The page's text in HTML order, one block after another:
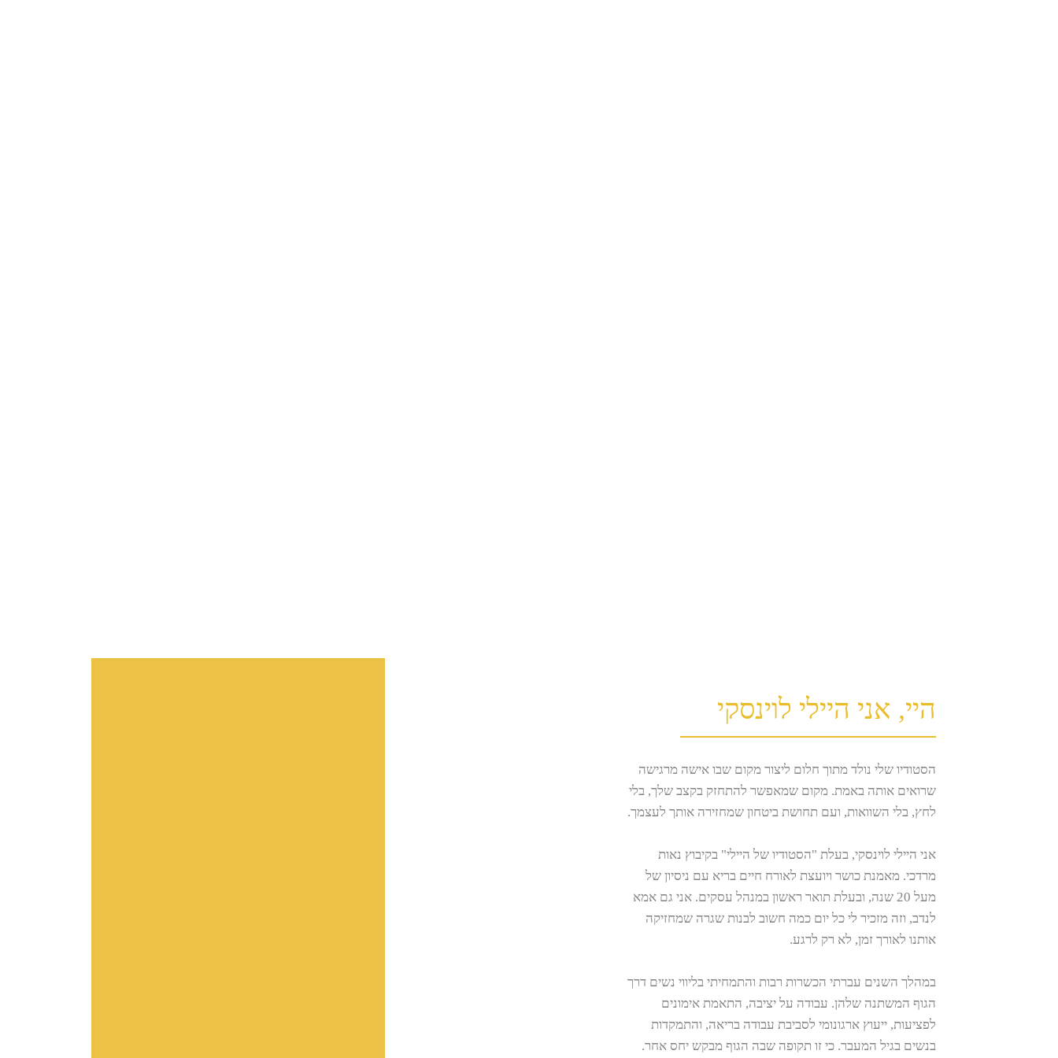
היי, אני היילי לוינסקי
הסטודיו שלי נולד מתוך חלום ליצור מקום שבו אישה מרגישה
שרואים אותה באמת. מקום שמאפשר להתחזק בקצב שלך, בלי
לחץ, בלי השוואות, ועם תחושת ביטחון שמחזירה אותך לעצמך.
אני היילי לוינסקי, בעלת "הסטודיו של היילי" בקיבוץ נאות
מרדכי. מאמנת כושר ויועצת לאורח חיים בריא עם ניסיון של
מעל 20 שנה, ובעלת תואר ראשון במנהל עסקים. אני גם אמא
לנדב, וזה מזכיר לי כל יום כמה חשוב לבנות שגרה שמחזיקה
אותנו לאורך זמן, לא רק לרגע.
במהלך השנים עברתי הכשרות רבות והתמחיתי בליווי נשים דרך
הגוף המשתנה שלהן. עבודה על יציבה, התאמת אימונים
לפציעות, ייעוץ ארגונומי לסביבת עבודה בריאה, והתמקדות
בנשים בגיל המעבר. כי זו תקופה שבה הגוף מבקש יחס אחר.